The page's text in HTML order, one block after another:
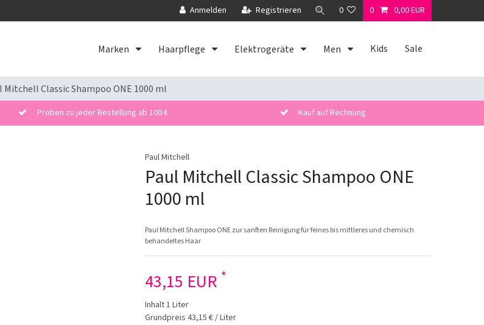
Anmelden Registrieren 0 0 0,00 EUR
Marken Haarpflege Elektrogeräte Men Kids Sale
Mitchell Classic Shampoo ONE 1000 ml
Proben zu jeder Bestellung ab 100 € Kauf auf Rechnung
Paul Mitchell
Paul Mitchell Classic Shampoo ONE
1000 ml
Paul Mitchell Shampoo ONE zur sanften Reinigung für feines bis mittleres und chemisch
behandeltes Haar
43,15 EUR *
Inhalt1 Liter
Grundpreis 43,15 € / Liter